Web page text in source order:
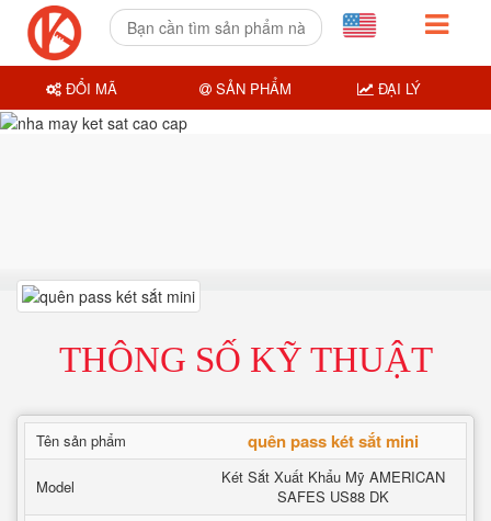
THÔNG SỐ KỸ THUẬT
Tên sản phẩm quên pass két sắt mini
Model
Két Sắt Xuất Khẩu Mỹ AMERICAN
SAFES US88 DK
ĐỔI MÃ SẢN PHẨM ĐẠI LÝ